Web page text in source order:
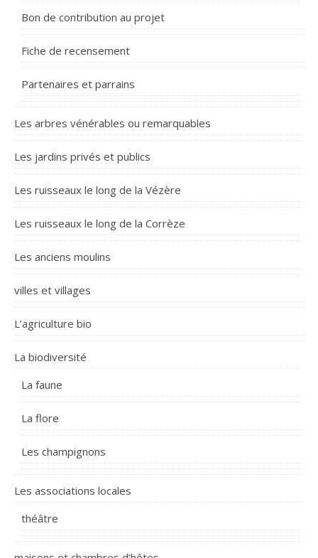
Bon de contribution au projet
Fiche de recensement
Partenaires et parrains
Les arbres vénérables ou remarquables
Les jardins privés et publics
Les ruisseaux le long de la Vézère
Les ruisseaux le long de la Corrèze
Les anciens moulins
villes et villages
L’agriculture bio
La biodiversité
La faune
La flore
Les champignons
Les associations locales
théâtre